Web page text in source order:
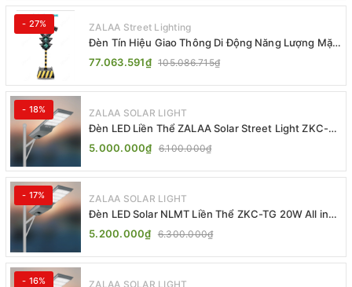
- 27% ZALAA Street Lighting
Đèn Tín Hiệu Giao Thông Di Động Năng Lượng Mặt
Trời ZALAA ZL-409300C
77.063.591₫ 105.086.715₫
- 18% ZALAA SOLAR LIGHT
Đèn LED Liền Thể ZALAA Solar Street Light ZKC-
TG 20W 25W 30W All In One
5.000.000₫ 6.100.000₫
- 17% ZALAA SOLAR LIGHT
Đèn LED Solar NLMT Liền Thể ZKC-TG 20W All in
One | ZALAA Street Light
5.200.000₫ 6.300.000₫
- 16% ZALAA SOLAR LIGHT